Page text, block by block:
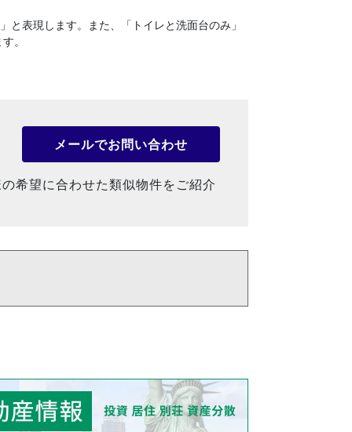
と表現します。
また、「トイレと洗面台のみ」
。
メールでお問い合わせ
希望に合わせた類似物件をご紹介